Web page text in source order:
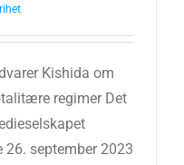
Kishida om
regimer Det
26. september 2023